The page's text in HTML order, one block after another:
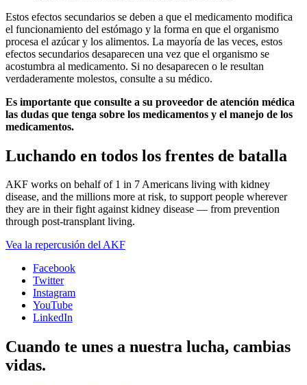
Estos efectos secundarios se deben a que el medicamento modifica
el funcionamiento del estómago y la forma en que el organismo
procesa el azúcar y los alimentos. La mayoría de las veces, estos
efectos secundarios desaparecen una vez que el organismo se
acostumbra al medicamento. Si no desaparecen o le resultan
verdaderamente molestos, consulte a su médico.
Es importante que consulte a su proveedor de atención médica
las dudas que tenga sobre los medicamentos y el manejo de los
medicamentos.
Luchando en todos los frentes de batalla
AKF works on behalf of 1 in 7 Americans living with kidney
disease, and the millions more at risk, to support people wherever
they are in their fight against kidney disease — from prevention
through post-transplant living.
Vea la repercusión del AKF
Facebook
Twitter
Instagram
YouTube
LinkedIn
Cuando te unes a nuestra lucha, cambias
vidas.